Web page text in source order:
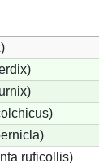
ruficollis)